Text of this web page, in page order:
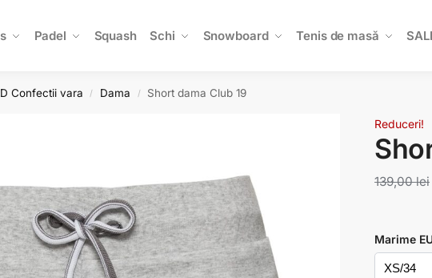
Padel Squash Schi Snowboard Tenis de masă
Confectii vara / Dama / Short dama Club 19
Reduceri!
139,00lei
Marime